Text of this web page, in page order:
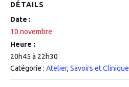
DÉTAILS
Date :
10 novembre
Heure :
20h45 à 22h30
Catégorie : Atelier, Savoirs et Clinique